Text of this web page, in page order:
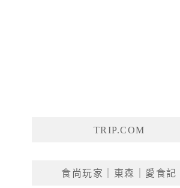
TRIP.COM
食尚玩家｜東森｜愛食記